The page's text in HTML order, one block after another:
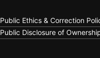
Public Ethics & Correction
Public Disclosure of